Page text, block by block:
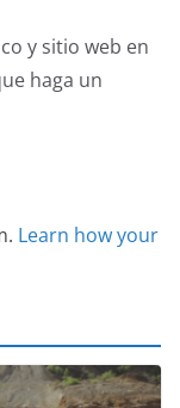
y sitio web en
haga un
Learn how your